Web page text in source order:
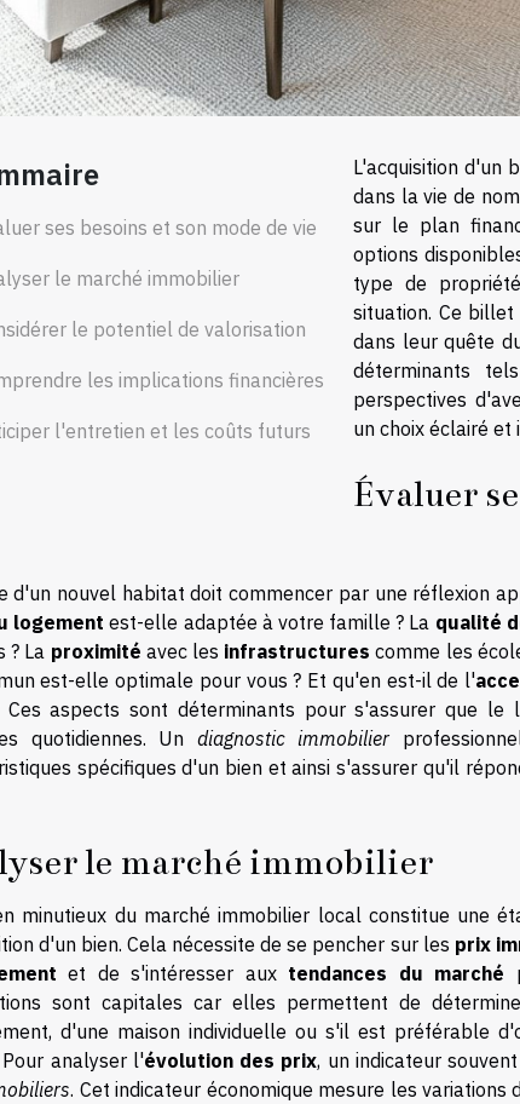
ses besoins et son mode de vie
le marché immobilier
le potentiel de valorisation
les implications financières
l'entretien et les coûts futurs
L'acquisition d'un
dans la vie de
sur le plan
options
type de
situation. Ce
dans leur quête
déterminants
perspectives
un choix éclairé et
Évaluer
d'un nouvel habitat doit commencer par une réflexion
logement est-elle adaptée à votre famille ? La qualité
? La proximité avec les infrastructures comme les
est-elle optimale pour vous ? Et qu'en est-il de l'
Ces aspects sont déterminants pour s'assurer que le
quotidiennes. Un diagnostic immobilier
spécifiques d'un bien et ainsi s'assurer qu'il
le marché immobilier
minutieux du marché immobilier local constitue une
d'un bien. Cela nécessite de se pencher sur les prix
et de s'intéresser aux tendances du marché
sont capitales car elles permettent de
d'une maison individuelle ou s'il est préférable
Pour analyser l'évolution des prix, un indicateur
. Cet indicateur économique mesure les